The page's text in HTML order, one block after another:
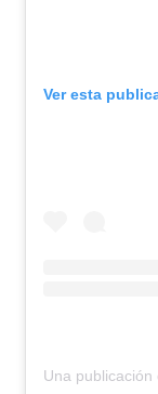
Ver esta